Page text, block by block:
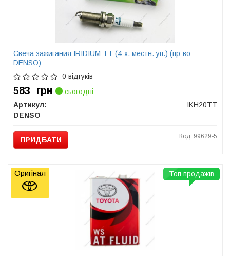
Свеча зажигания IRIDIUM TT (4-х. местн. уп.) (пр-во
DENSO)
0 відгуків
583 грн
сьогодні
Артикул:
IKH20TT
DENSO
ПРИДБАТИ Код: 99629-5
Топ продажів
Оригінал